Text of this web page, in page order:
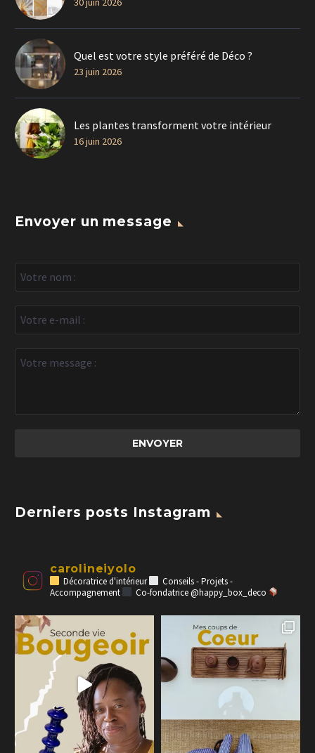
Quel est votre style préféré de Déco ?
23 juin 2026
Les plantes transforment votre intérieur
16 juin 2026
Envoyer un message
Derniers posts Instagram
carolineiyolo
Décoratrice d'intérieur
Conseils - Projets -
Accompagnement
Co-fondatrice @happy_box_deco